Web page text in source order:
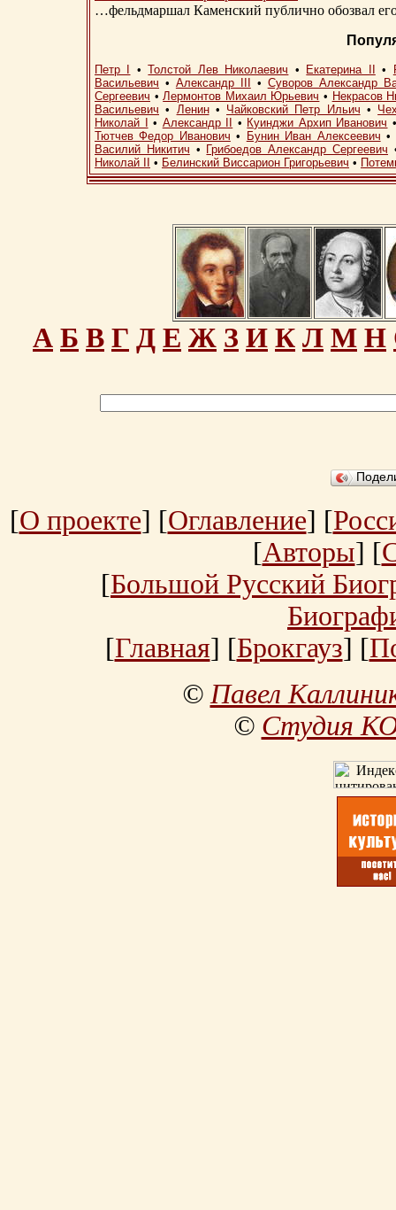
…фельдмаршал Каменский публично обозвал
Петр I •Толстой Лев Николаевич • Екатерина II •
Васильевич • Александр III • Суворов Александр
Сергеевич •Лермонтов Михаил Юрьевич • Некрасов
Васильевич • Ленин• Чайковский Петр Ильич •
Николай I
• Александр II • Куинджи Архип Иванович
Тютчев Федор Иванович • Бунин Иван Алексеевич •
Василий Никитич • Грибоедов Александр Сергеевич
Николай II
• Белинский Виссарион Григорьевич •
А Б В Г Д Е Ж З И К Л М Н
[О проекте] [Оглавление] [
[Авторы] [
[Большой Русский
[Главная] [Брокгауз] [
©Павел
© Студия